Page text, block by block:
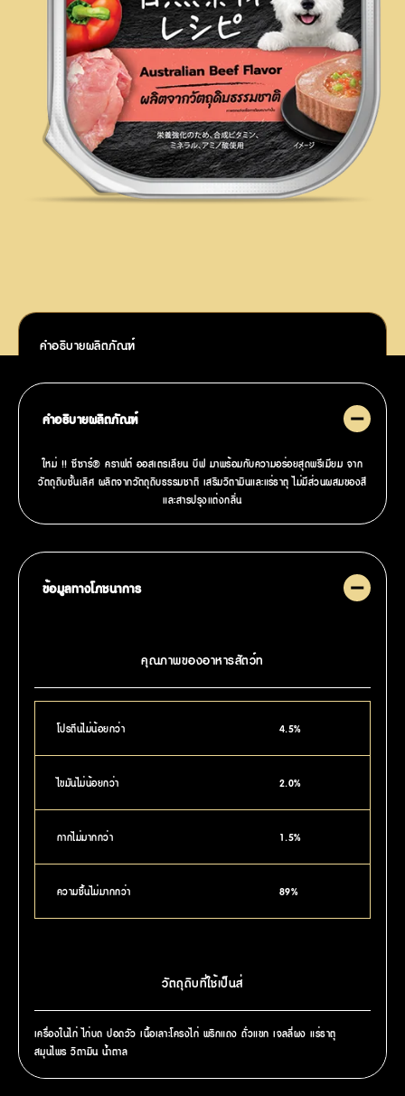
คำอธิบายผลิตภัณฑ์
คำอธิบายผลิตภัณฑ์
ใหม่ !! ซีซาร์® คราฟต์ ออสเตรเลียน บีฟ มาพร้อมกับความอร่อยสุดพรีเมียม จาก
วัตถุดิบชั้นเลิศ ผลิตจากวัตถุดิบธรรมชาติ เสริมวิตามินและแร่ธาตุ ไม่มีส่วนผสมของสี
และสารปรุงแต่งกลิ่น
ข้อมูลทางโภชนาการ
คุณภาพของอาหารสัตว์ท
โปรตีนไม่น้อยกว่า 4.5%
ไขมันไม่น้อยกว่า 2.0%
กากไม่มากกว่า 1.5%
ความชื้นไม่มากกว่า 89%
วัตถุดิบที่ใช้เป็นส่
เครื่องในไก่ ไก่บด ปอดวัว เนื้อเลาะโครงไก่ พริกแดง ถั่วแขก เจลลี่ผง แร่ธาตุ
สมุนไพร วิตามิน น้ำตาล